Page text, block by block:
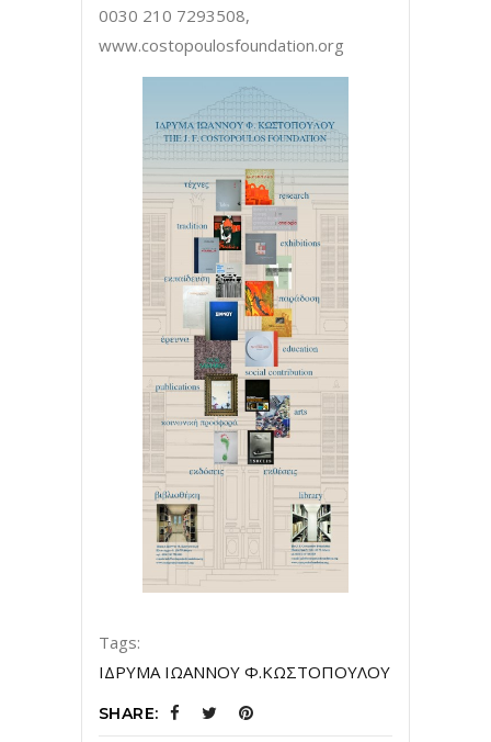
0030 210 7293508,
www.costopoulosfoundation.org
Tags:
ΙΔΡΥΜΑ ΙΩΑΝΝΟΥ Φ.ΚΩΣΤΟΠΟΥΛΟΥ
SHARE: